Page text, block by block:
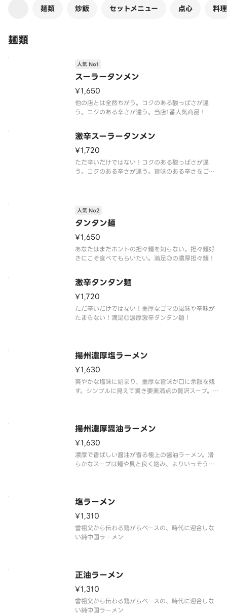
麺類 炒飯 セットメニュー 点心 料理
麺類
スーラータンメン
人気 No1
¥1,650
他の店とは全然ちがう。コクのある酸っぱさが違
う。コクのある辛さが違う。当店1番人気商品！
激辛スーラータンメン
¥1,720
ただ辛いだけではない！コクのある酸っぱさが違
う。コクのある辛さが違う。旨味のある辛さをご賞
タンタン麺
人気 No2
¥1,650
あなたはまだホントの担々麺を知らない。担々麺好
きにこそ食べてもらいたい。満足◎の濃厚担々麺！
激辛タンタン麺
¥1,720
ただ辛いだけではない！重厚なゴマの風味や辛味が
たまらない！満足◎濃厚激辛タンタン麺！
揚州濃厚塩ラーメン
¥1,630
爽やかな塩味に始まり、重厚な旨味が口に余韻を残
す。シンプルに見えて驚き要素満点の贅沢スープ。
揚州濃厚醤油ラーメン
¥1,630
濃厚で香ばしい醤油が香る極上の醤油ラーメン。滑
らかなスープは麺や具と良く絡み、よりいっそう旨
塩ラーメン
¥1,310
曾祖父から伝わる鶏がらベースの、時代に迎合しな
い純中国ラーメン
正油ラーメン
¥1,310
曾祖父から伝わる鶏がらベースの、時代に迎合しな
い純中国ラーメン